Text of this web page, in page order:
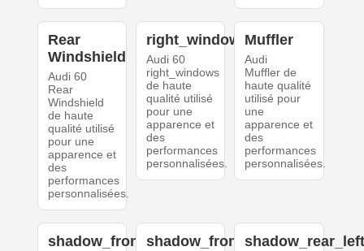
Rear
Windshield
Audi 60
Rear
Windshield
de haute
qualité utilisé
pour une
apparence et
des
performances
personnalisées.
right_windows
Audi 60
right_windows
de haute
qualité utilisé
pour une
apparence et
des
performances
personnalisées.
Muffler
Audi
Muffler de
haute qualité
utilisé pour
une
apparence et
des
performances
personnalisées.
shadow_front_leftshadow_front_right